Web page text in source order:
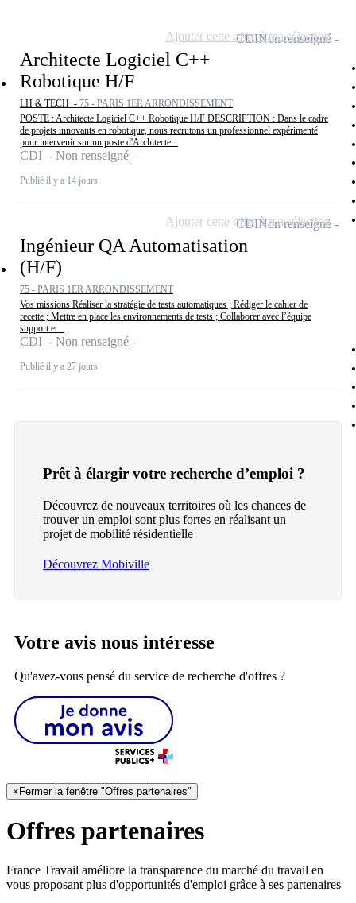
Architecte Logiciel C++
Robotique H/F
LH & TECH - 75 - PARIS 1ER ARRONDISSEMENT
POSTE : Architecte Logiciel C++ Robotique H/F DESCRIPTION : Dans le cadre
de projets innovants en robotique, nous recrutons un professionnel expérimenté
pour intervenir sur un poste d'Architecte...
CDI - Non renseigné
Publié il y a 14 jours
CDINon renseigné
Ajouter cette offre à ma sélection
Ingénieur QA Automatisation
(H/F)
75 - PARIS 1ER ARRONDISSEMENT
Vos missions Réaliser la stratégie de tests automatiques ; Rédiger le cahier de
recette ; Mettre en place les environnements de tests ; Collaborer avec l’équipe
support et...
CDI - Non renseigné
Publié il y a 27 jours
CDINon renseigné
Ajouter cette offre à ma sélection
Prêt à élargir votre recherche d’emploi ?
Découvrez de nouveaux territoires où les chances de
trouver un emploi sont plus fortes en réalisant un
projet de mobilité résidentielle
Découvrez Mobiville
Votre avis nous intéresse
Qu'avez-vous pensé du service de recherche d'offres ?
× Fermer la fenêtre "Offres partenaires"
Offres partenaires
France Travail améliore la transparence du marché du travail en
vous proposant plus d'opportunités d'emploi grâce à ses partenaires